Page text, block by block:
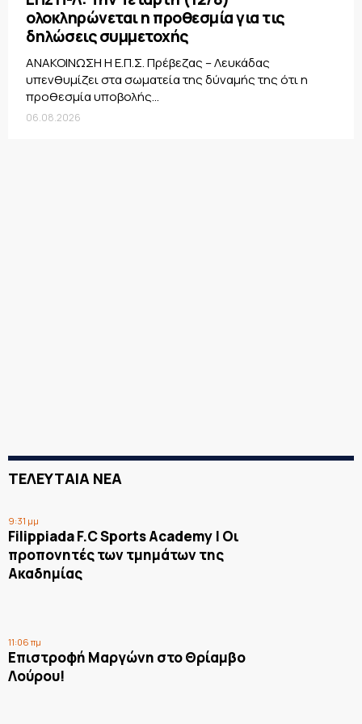
ολοκληρώνεται η προθεσμία για τις
δηλώσεις συμμετοχής
ΑΝΑΚΟΙΝΩΣΗ Η Ε.Π.Σ. Πρέβεζας – Λευκάδας
υπενθυμίζει στα σωματεία της δύναμής της ότι η
προθεσμία υποβολής...
06.08.2026
ΤΕΛΕΥΤΑΙΑ ΝΕΑ
9:31 μμ
Filippiada F.C Sports Academy | Οι
προπονητές των τμημάτων της
Ακαδημίας
11:06 πμ
Επιστροφή Μαργώνη στο Θρίαμβο
Λούρου!